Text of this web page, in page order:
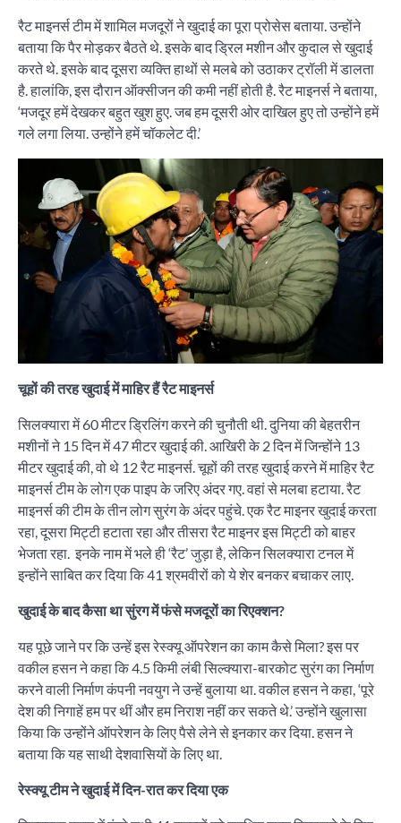
रैट माइनर्स टीम में शामिल मजदूरों ने खुदाई का पूरा प्रोसेस बताया. उन्होंने
बताया कि पैर मोड़कर बैठते थे. इसके बाद ड्रिल मशीन और कुदाल से खुदाई
करते थे. इसके बाद दूसरा व्यक्ति हाथों से मलबे को उठाकर ट्रॉली में डालता
है. हालांकि, इस दौरान ऑक्सीजन की कमी नहीं होती है. रैट माइनर्स ने बताया,
‘मजदूर हमें देखकर बहुत खुश हुए. जब हम दूसरी ओर दाखिल हुए तो उन्होंने हमें
गले लगा लिया. उन्होंने हमें चॉकलेट दी.’
चूहों की तरह खुदाई में माहिर हैं रैट माइनर्स
सिलक्यारा में 60 मीटर ड्रिलिंग करने की चुनौती थी. दुनिया की बेहतरीन
मशीनों ने 15 दिन में 47 मीटर खुदाई की. आखिरी के 2 दिन में जिन्होंने 13
मीटर खुदाई की, वो थे 12 रैट माइनर्स. चूहों की तरह खुदाई करने में माहिर रैट
माइनर्स टीम के लोग एक पाइप के जरिए अंदर गए. वहां से मलबा हटाया. रैट
माइनर्स की टीम के तीन लोग सुरंग के अंदर पहुंचे. एक रैट माइनर खुदाई करता
रहा, दूसरा मिट्टी हटाता रहा और तीसरा रैट माइनर इस मिट्टी को बाहर
भेजता रहा. इनके नाम में भले ही ‘रैट’ जुड़ा है, लेकिन सिलक्यारा टनल में
इन्होंने साबित कर दिया कि 41 श्रमवीरों को ये शेर बनकर बचाकर लाए.
खुदाई के बाद कैसा था सुंरग में फंसे मजदूरों का रिएक्शन?
यह पूछे जाने पर कि उन्हें इस रेस्क्यू ऑपरेशन का काम कैसे मिला? इस पर
वकील हसन ने कहा कि 4.5 किमी लंबी सिल्क्यारा-बारकोट सुरंग का निर्माण
करने वाली निर्माण कंपनी नवयुग ने उन्हें बुलाया था. वकील हसन ने कहा, ‘पूरे
देश की निगाहें हम पर थीं और हम निराश नहीं कर सकते थे.’ उन्होंने खुलासा
किया कि उन्होंने ऑपरेशन के लिए पैसे लेने से इनकार कर दिया. हसन ने
बताया कि यह साथी देशवासियों के लिए था.
रेस्क्यू टीम ने खुदाई में दिन-रात कर दिया एक